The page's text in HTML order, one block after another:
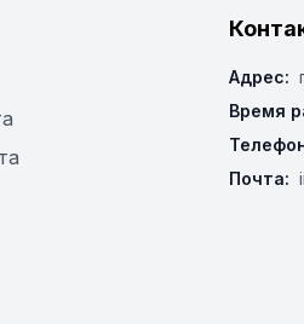
Адрес:
Время
Почта: